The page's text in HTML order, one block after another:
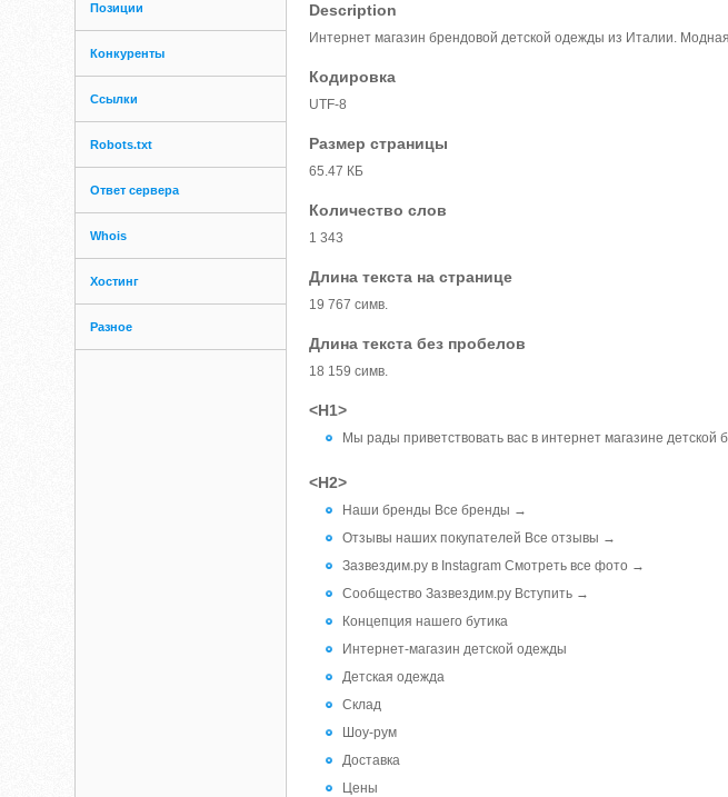
Позиции
Конкуренты
Ссылки
Robots.txt
Ответ сервера
Whois
Хостинг
Разное
Description
Интернет магазин брендовой детской одежды из Италии.
Кодировка
UTF-8
Размер страницы
65.47 КБ
Количество слов
1 343
Длина текста на странице
19 767 симв.
Длина текста без пробелов
18 159 симв.
<H1>
Мы рады приветствовать вас в интернет магазине детской
<H2>
Наши бренды Все бренды →
Отзывы наших покупателей Все отзывы →
Зазвездим.ру в Instagram Смотреть все фото →
Сообщество Зазвездим.ру Вступить →
Концепция нашего бутика
Интернет-магазин детской одежды
Детская одежда
Склад
Шоу-рум
Доставка
Цены